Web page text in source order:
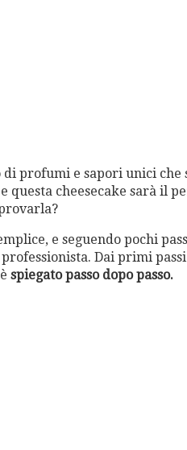
di profumi e sapori unici
questa cheesecake sarà il
e seguendo pochi
Dai primi
spiegato passo dopo passo.